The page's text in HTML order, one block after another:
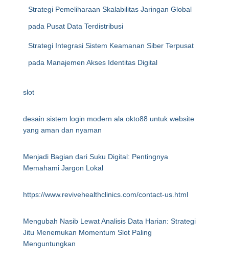
Strategi Pemeliharaan Skalabilitas Jaringan Global
pada Pusat Data Terdistribusi
Strategi Integrasi Sistem Keamanan Siber Terpusat
pada Manajemen Akses Identitas Digital
slot
desain sistem login modern ala okto88 untuk website
yang aman dan nyaman
Menjadi Bagian dari Suku Digital: Pentingnya
Memahami Jargon Lokal
https://www.revivehealthclinics.com/contact-us.html
Mengubah Nasib Lewat Analisis Data Harian: Strategi
Jitu Menemukan Momentum Slot Paling
Menguntungkan